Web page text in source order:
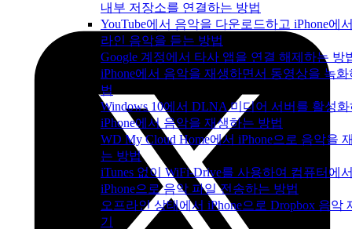
내부 저장소를 연결하는 방법
YouTube에서 음악을 다운로드하고 iPhone에
라인 음악을 듣는 방법
Google 계정에서 타사 앱을 연결 해제하는 방
iPhone에서 음악을 재생하면서 동영상을 녹
법
Windows 10에서 DLNA 미디어 서버를 활성
iPhone에서 음악을 재생하는 방법
WD My Cloud Home에서 iPhone으로 음악을
는 방법
iTunes 없이 WiFi-Drive를 사용하여 컴퓨터에
iPhone으로 음악 파일 전송하는 방법
오프라인 상태에서 iPhone으로 Dropbox 음악
기